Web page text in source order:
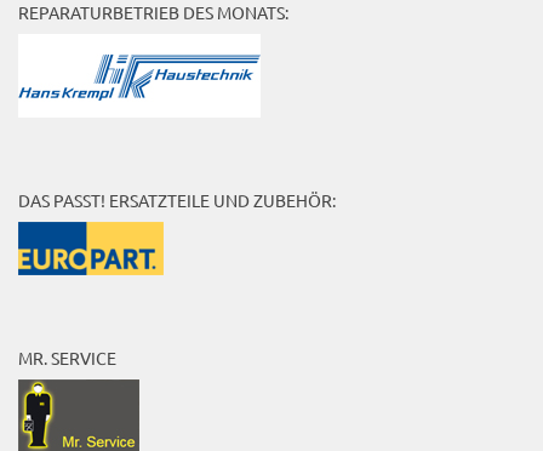
REPARATURBETRIEB DES MONATS:
DAS PASST! ERSATZTEILE UND ZUBEHÖR:
MR. SERVICE